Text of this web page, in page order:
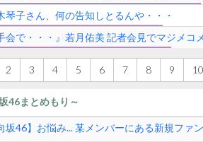
琴子さん、何の告知しとるんや・・・
会で・・・』若月佑美 記者会見でマジメ
2 3 4 5 6 7 8 9 10
46まとめもり～
坂46】お悩み... 某メンバーにある新規ファ